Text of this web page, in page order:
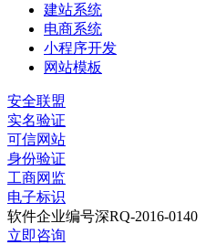
建站系统
电商系统
小程序开发
网站模板
安全联盟
实名验证
可信网站
身份验证
工商网监
电子标识
软件企业编号深RQ-2016-0140
立即咨询